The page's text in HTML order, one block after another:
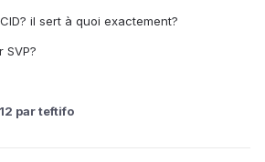
il sert à quoi exactement?
par teftifo